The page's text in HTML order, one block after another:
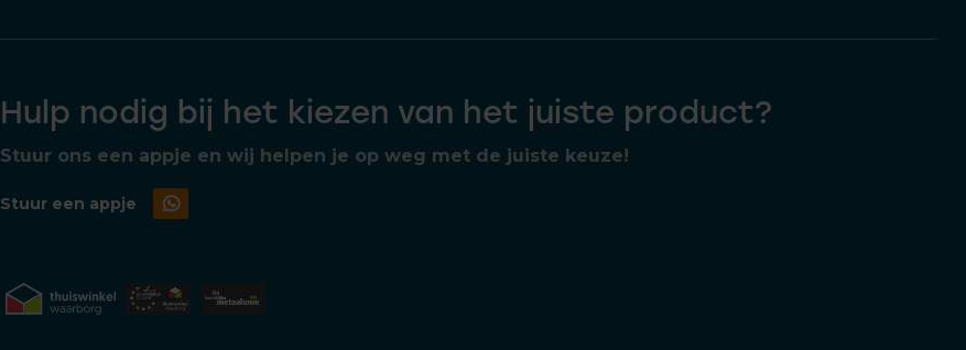
Hulp nodig bij het kiezen van het juiste product?
Stuur ons een appje en wij helpen je op weg met de juiste keuze!
Stuur een appje